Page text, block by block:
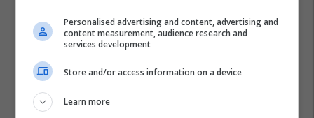
Personalised advertising and content, advertising and
content measurement, audience research and
services development
Store and/or access information on a device
Learn more